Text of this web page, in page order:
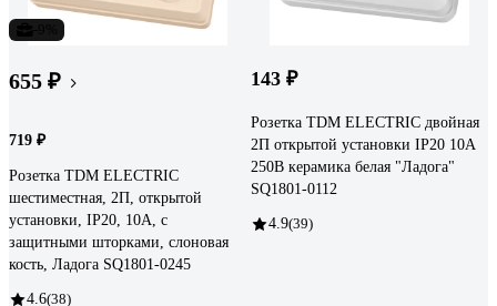
655 ₽
719 ₽
Розетка TDM ELECTRIC
шестиместная, 2П, открытой
установки, IP20, 10А, с
защитными шторками, слоновая
кость, Ладога SQ1801-0245
4.6(38)
143 ₽
Розетка TDM ELECTRIC двойная
2П открытой установки IP20 10А
250В керамика белая "Ладога"
SQ1801-0112
4.9(39)